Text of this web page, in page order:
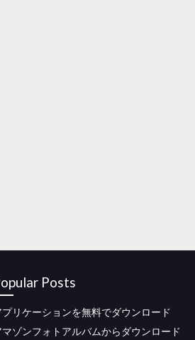
Posts
プリケーションを無料でダウンロード
マゾンフォトアルバムからダウンロード